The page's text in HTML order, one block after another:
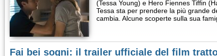
(Tessa Young) e Hero Fiennes Tiffin
Tessa sta per prendere la più grande
cambia. Alcune scoperte sulla sua
Fai bei sogni: il trailer ufficiale del film